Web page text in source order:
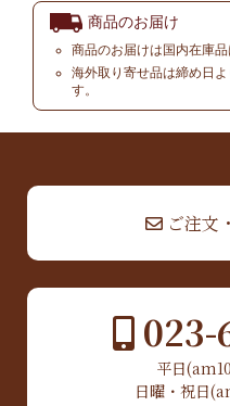
商品のお届け
商品のお届けは国内在庫品
海外取り寄せ品は締め日
す。
ご注文
023-
平日
日曜・祝日